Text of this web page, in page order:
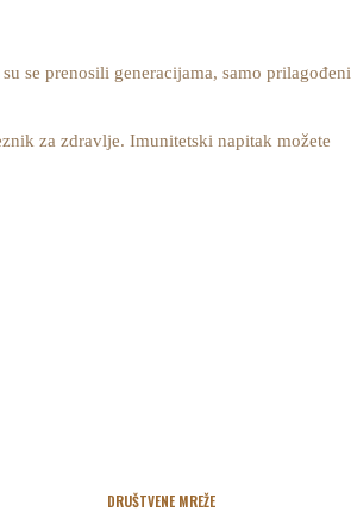
se prenosili generacijama, samo prilagođeni
za zdravlje. Imunitetski napitak možete
DRUŠTVENE MREŽE